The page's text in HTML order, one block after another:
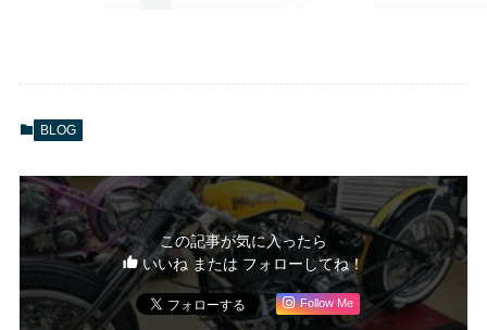
BLOG
この記事が気に入ったら
いいね または フォローしてね！
Follow Me